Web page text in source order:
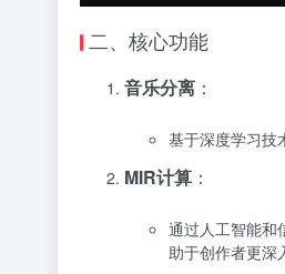
二、核心功能
音乐分离 ：
基于深度学习技
MIR计算 ：
通过人工智能和
助于创作者更深